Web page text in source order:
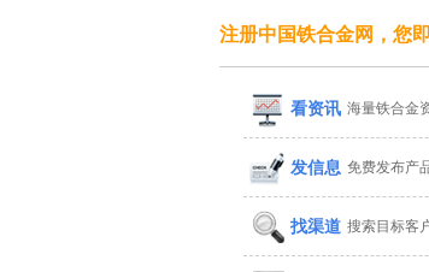
注册中国铁合金网，您
看资讯 海量铁合金
发信息 免费发布产
找渠道 搜索目标客